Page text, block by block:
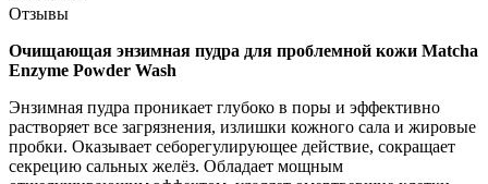
Отзывы
Очищающая энзимная пудра для проблемной кожи Matcha
Enzyme Powder Wash
Энзимная пудра проникает глубоко в поры и эффективно
растворяет все загрязнения, излишки кожного сала и жировые
пробки. Оказывает себорегулирующее действие, сокращает
секрецию сальных желёз. Обладает мощным